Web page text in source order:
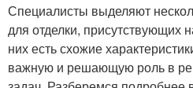
Специалисты выделяют
для отделки, присутствующих
них есть схожие
важную и решающую роль в